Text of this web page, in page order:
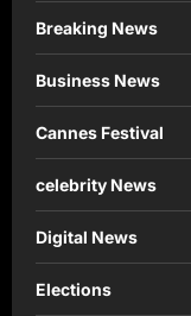
Breaking News
Business News
Cannes Festival
celebrity News
Digital News
Elections